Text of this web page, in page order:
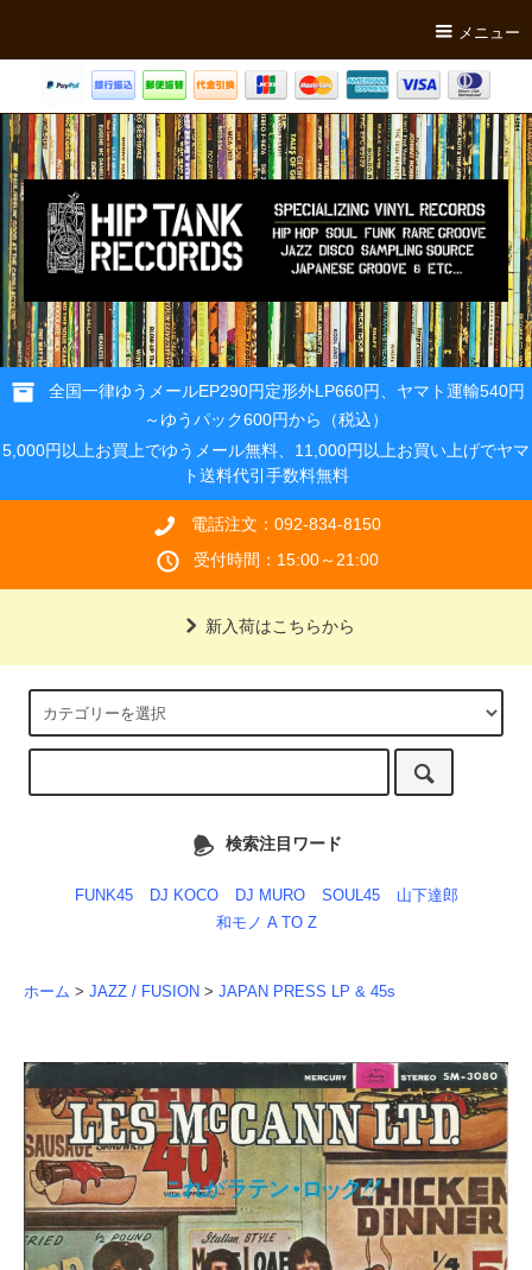
メニュー
全国一律ゆうメールEP290円定形外LP660円、ヤマト運輸540円
～ゆうパック600円から（税込）
5,000円以上お買上でゆうメール無料、11,000円以上お買い上げでヤマ
ト送料代引手数料無料
電話注文：092-834-8150
受付時間：15:00～21:00
新入荷はこちらから
検索注目ワード
FUNK45 DJ KOCO DJ MURO SOUL45
山下達郎
和モノ A TO Z
ホーム > JAZZ / FUSION > JAPAN PRESS LP & 45s